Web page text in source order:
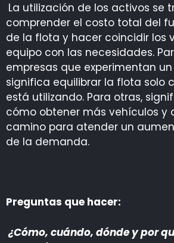
La utilización de los activos se
comprender el costo total del
de la flota y hacer coincidir los
equipo con las necesidades.
empresas que experimentan
significa equilibrar la flota solo
está utilizando. Para otras,
cómo obtener más vehículos y
camino para atender un
de la demanda.
Preguntas que hacer:
¿Cómo, cuándo, dónde y por